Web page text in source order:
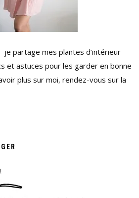
je partage mes plantes d’intérieur
et astuces pour les garder en bonne
plus sur moi, rendez-vous sur la